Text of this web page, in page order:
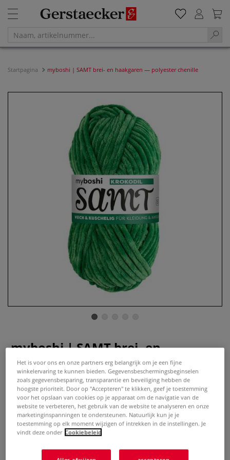
Startpagina myboshi | SAMT brei- en haakgaren — polyester chenille
myboshi | SAMT brei- en
haakgaren — polyester chenille
0 Beoordeling
Meer
€ 5,99
verzendkosten
Het is voor ons en onze partners erg belangrijk om je een fijne
winkelervaring te kunnen bieden. Gegevensbeschermingsbeginselen
zoals gegevensbesparing, transparantie en beveiliging hebben de
hoogste prioriteit. Door op "Accepteren" te klikken, geef je toestemming
voor het opslaan van cookies op je apparaat om de navigatie van de
website te verbeteren, het gebruik van de website te analyseren en onze
marketinginspanningen te ondersteunen. Natuurlijk kun je je
toestemming op elk moment wijzigen of intrekken in de instellingen. Je
vindt deze onder Cookiebeleid